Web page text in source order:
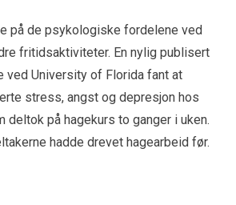
på de psykologiske fordelene ved
fritidsaktiviteter. En nylig publisert
ved University of Florida fant at
stress, angst og depresjon hos
deltok på hagekurs to ganger i uken.
hadde drevet hagearbeid før.